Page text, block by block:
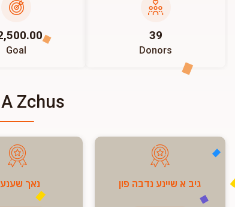
Goal
39
Donors
Zchus
גיב א שיינע נדבה פון נאך